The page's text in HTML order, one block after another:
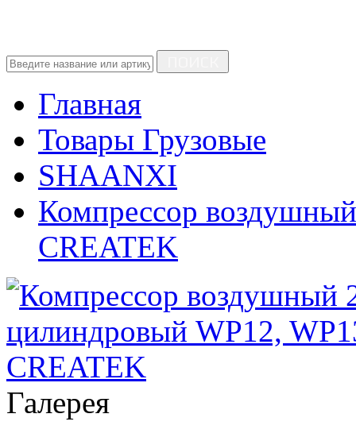
Главная
Товары Грузовые
SHAANXI
Компрессор
CREATEK
Галерея